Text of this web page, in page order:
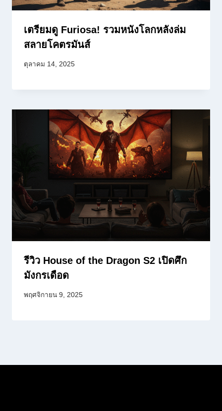
เตรียมดู Furiosa! รวมหนังโลกหลังล่ม
สลายโคตรมันส์
ตุลาคม 14, 2025
รีวิว House of the Dragon S2 เปิดศึก
มังกรเดือด
พฤศจิกายน 9, 2025